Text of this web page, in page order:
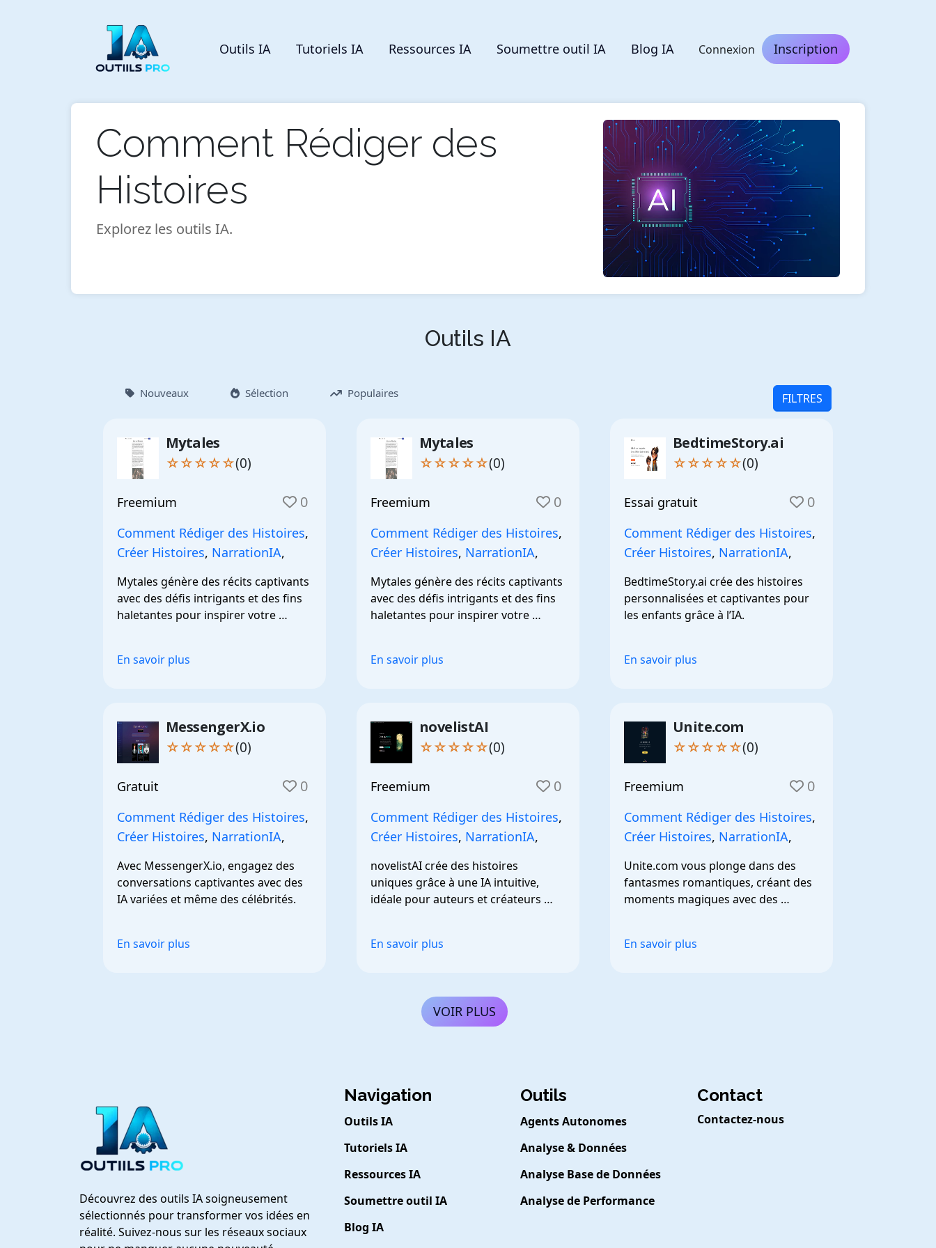
Outils IA Tutoriels IA Ressources IA Soumettre outil IA Blog IA Connexion Inscription
Comment Rédiger des
Histoires
Explorez les outils IA.
Outils IA
Nouveaux Sélection Populaires FILTRES
Mytales
☆☆☆☆☆(0)
Freemium 0
Comment Rédiger des Histoires,
Créer Histoires, NarrationIA,
Mytales génère des récits captivants
avec des défis intrigants et des fins
haletantes pour inspirer votre
En savoir plus
Mytales
☆☆☆☆☆(0)
Freemium 0
Comment Rédiger des Histoires,
Créer Histoires, NarrationIA,
Mytales génère des récits captivants
avec des défis intrigants et des fins
haletantes pour inspirer votre
En savoir plus
BedtimeStory.ai
☆☆☆☆☆(0)
Essai gratuit 0
Comment Rédiger des Histoires,
Créer Histoires, NarrationIA,
BedtimeStory.ai crée des histoires
personnalisées et captivantes pour
les enfants grâce à l’IA.
En savoir plus
MessengerX.io
☆☆☆☆☆(0)
Gratuit 0
Comment Rédiger des Histoires,
Créer Histoires, NarrationIA,
Avec MessengerX.io, engagez des
conversations captivantes avec des
IA variées et même des célébrités.
En savoir plus
novelistAI
☆☆☆☆☆(0)
Freemium 0
Comment Rédiger des Histoires,
Créer Histoires, NarrationIA,
novelistAI crée des histoires
uniques grâce à une IA intuitive,
idéale pour auteurs et créateurs
En savoir plus
Unite.com
☆☆☆☆☆(0)
Freemium 0
Comment Rédiger des Histoires,
Créer Histoires, NarrationIA,
Unite.com vous plonge dans des
fantasmes romantiques, créant des
moments magiques avec des
En savoir plus
VOIR PLUS
Découvrez des outils IA soigneusement
sélectionnés pour transformer vos idées en
réalité. Suivez-nous sur les réseaux sociaux
Navigation
Outils IA
Tutoriels IA
Ressources IA
Soumettre outil IA
Blog IA
Outils
Agents Autonomes
Analyse & Données
Analyse Base de Données
Analyse de Performance
Contact
Contactez-nous